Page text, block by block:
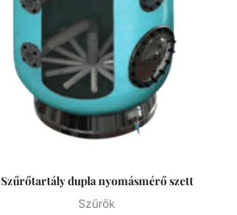
Szűrőtartály dupla nyomásmérő szett
Szűrők